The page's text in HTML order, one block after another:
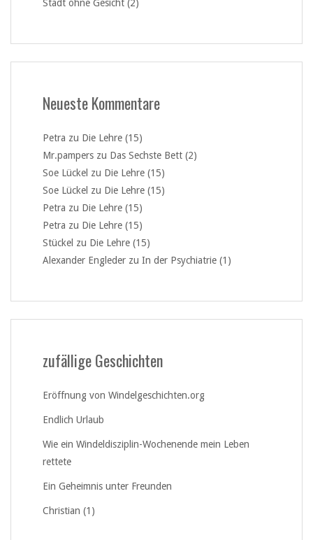
Stadt ohne Gesicht (2)
Neueste Kommentare
Petra zu Die Lehre (15)
Mr.pampers zu Das Sechste Bett (2)
Soe Lückel zu Die Lehre (15)
Soe Lückel zu Die Lehre (15)
Petra zu Die Lehre (15)
Petra zu Die Lehre (15)
Stückel zu Die Lehre (15)
Alexander Engleder zu In der Psychiatrie (1)
zufällige Geschichten
Eröffnung von Windelgeschichten.org
Endlich Urlaub
Wie ein Windeldisziplin-Wochenende mein Leben
rettete
Ein Geheimnis unter Freunden
Christian (1)